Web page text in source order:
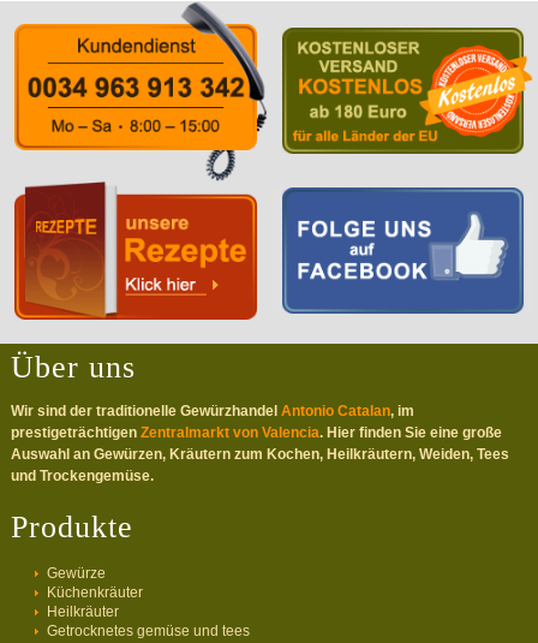
Über uns
Wir sind der traditionelle Gewürzhandel Antonio Catalan, im
prestigeträchtigen Zentralmarkt von Valencia. Hier finden Sie eine große
Auswahl an Gewürzen, Kräutern zum Kochen, Heilkräutern, Weiden, Tees
und Trockengemüse.
Produkte
Gewürze
Küchenkräuter
Heilkräuter
Getrocknetes gemüse und tees